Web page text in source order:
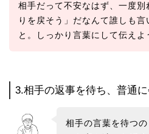
相手だって不安なはず、一度別
りを戻そう」だなんて誰しも言
と。しっかり言葉にして伝えよ
3.相手の返事を待ち、普通
相手の言葉を待つ